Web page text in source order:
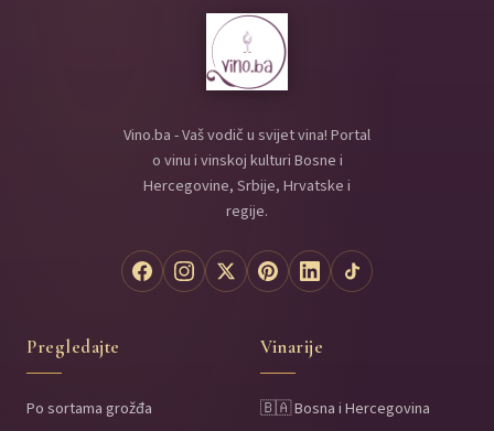
Vino.ba - Vaš vodič u svijet vina! Portal
o vinu i vinskoj kulturi Bosne i
Hercegovine, Srbije, Hrvatske i
regije.
Pregledajte
Po sortama grožđa
Vinarije
🇧🇦 Bosna i Hercegovina